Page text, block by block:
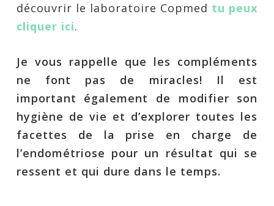
découvrir le laboratoire Copmed tu peux
cliquer ici.
Je vous rappelle que les compléments
ne font pas de miracles! Il est
important également de modifier son
hygiène de vie et d’explorer toutes les
facettes de la prise en charge de
l’endométriose pour un résultat qui se
ressent et qui dure dans le temps.